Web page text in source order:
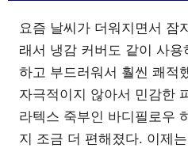
요즘 날씨가 더워지면서 잠
래서 냉감 커버도 같이 사
하고 부드러워서 훨씬 쾌적
자극적이지 않아서 민감한
라텍스 죽부인 바디필로우
지 조금 더 편해졌다. 이제